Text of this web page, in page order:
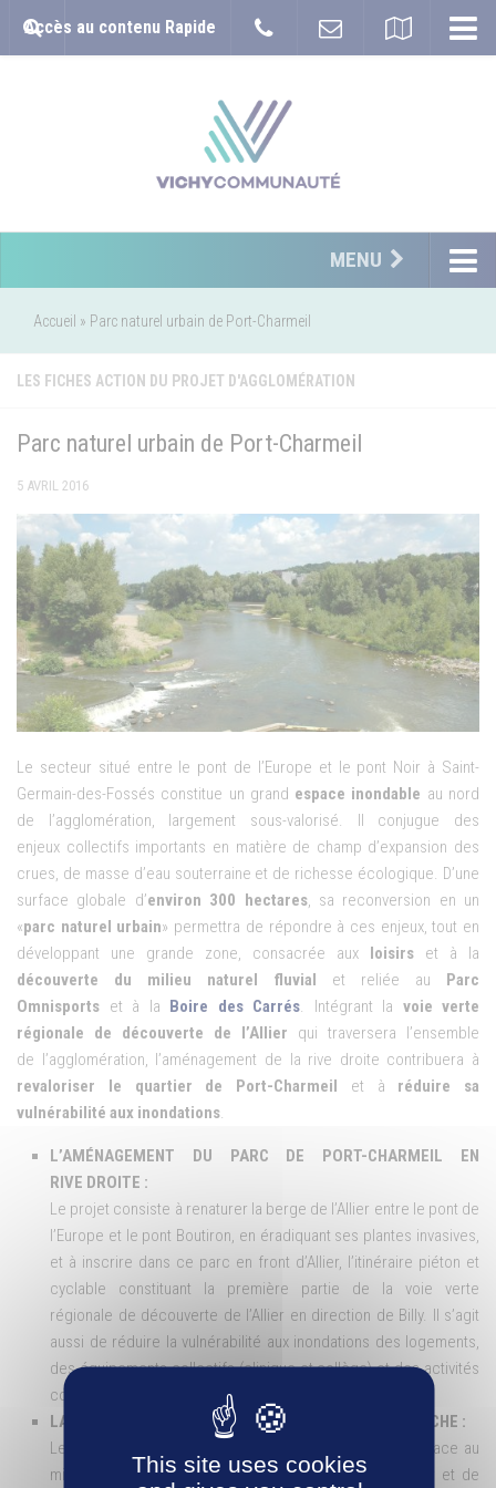
Accès au contenu Rapide
MENU
Accueil » Parc naturel urbain de Port-Charmeil
LES FICHES ACTION DU PROJET D'AGGLOMÉRATION
Parc naturel urbain de Port-Charmeil
5 AVRIL 2016
Le secteur situé entre le pont de l’Europe et le pont Noir à Saint-
Germain-des-Fossés constitue un grand espace inondable au nord
de l’agglomération, largement sous-valorisé. Il conjugue des
enjeux collectifs importants en matière de champ d’expansion des
crues, de masse d’eau souterraine et de richesse écologique. D’une
surface globale d’environ 300 hectares, sa reconversion en un
«parc naturel urbain» permettra de répondre à ces enjeux, tout en
développant une grande zone, consacrée aux loisirs et à la
découverte du milieu naturel fluvial et reliée au Parc
Omnisports et à la Boire des Carrés. Intégrant la voie verte
régionale de découverte de l’Allier qui traversera l’ensemble
de l’agglomération, l’aménagement de la rive droite contribuera à
revaloriser le quartier de Port-Charmeil et à réduire sa
vulnérabilité aux inondations.
L’AMÉNAGEMENT DU PARC DE PORT-CHARMEIL EN
RIVE DROITE :
Le projet consiste à renaturer la berge de l’Allier entre le pont de
l’Europe et le pont Boutiron, en éradiquant ses plantes invasives,
et à inscrire dans ce parc en front d’Allier, l’itinéraire piéton et
cyclable constituant la première partie de la voie verte
régionale de découverte de l’Allier en direction de Billy. Il s’agit
aussi de réduire la vulnérabilité aux inondations des logements,
des équipements collectifs (clinique et collège) et des activités
commerciales.
LA CRÉATION DU PARC NATUREL URBAIN EN RIVE GAUCHE :
Le parc a un triple objectif : donner une plus grande place au
milieu naturel fluvial, développer des loisirs de plein air et de
This site uses cookies